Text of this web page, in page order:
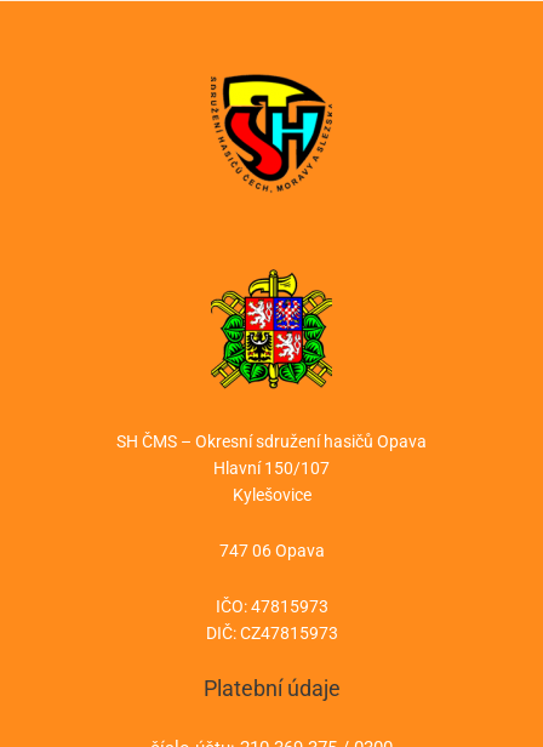
SH ČMS – Okresní sdružení hasičů Opava
Hlavní 150/107
Kylešovice
747 06 Opava
IČO: 47815973
DIČ: CZ47815973
Platební údaje